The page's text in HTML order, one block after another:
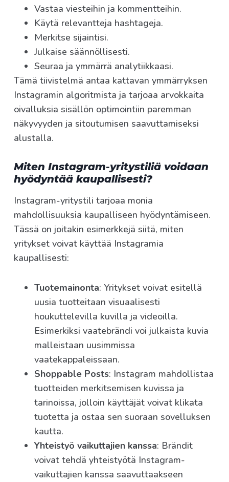
Vastaa viesteihin ja kommentteihin.
Käytä relevantteja hashtageja.
Merkitse sijaintisi.
Julkaise säännöllisesti.
Seuraa ja ymmärrä analytiikkaasi.
Tämä tiivistelmä antaa kattavan ymmärryksen
Instagramin algoritmista ja tarjoaa arvokkaita
oivalluksia sisällön optimointiin paremman
näkyvyyden ja sitoutumisen saavuttamiseksi
alustalla.
Miten Instagram-yritystiliä voidaan
hyödyntää kaupallisesti?
Instagram-yritystili tarjoaa monia
mahdollisuuksia kaupalliseen hyödyntämiseen.
Tässä on joitakin esimerkkejä siitä, miten
yritykset voivat käyttää Instagramia
kaupallisesti:
Tuotemainonta: Yritykset voivat esitellä
uusia tuotteitaan visuaalisesti
houkuttelevilla kuvilla ja videoilla.
Esimerkiksi vaatebrändi voi julkaista kuvia
malleistaan uusimmissa
vaatekappaleissaan.
Shoppable Posts: Instagram mahdollistaa
tuotteiden merkitsemisen kuvissa ja
tarinoissa, jolloin käyttäjät voivat klikata
tuotetta ja ostaa sen suoraan sovelluksen
kautta.
Yhteistyö vaikuttajien kanssa: Brändit
voivat tehdä yhteistyötä Instagram-
vaikuttajien kanssa saavuttaakseen